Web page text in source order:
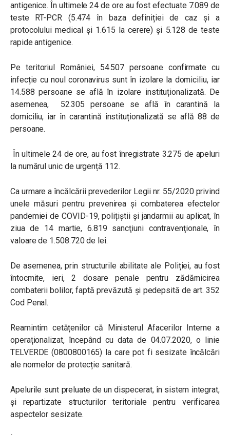
antigenice. În ultimele 24 de ore au fost efectuate 7.089 de
teste RT-PCR (5.474 în baza definiției de caz și a
protocolului medical și 1.615 la cerere) și 5.128 de teste
rapide antigenice.
Pe teritoriul României, 54.507 persoane confirmate cu
infecție cu noul coronavirus sunt în izolare la domiciliu, iar
14.588 persoane se află în izolare instituționalizată. De
asemenea, 52.305 persoane se află în carantină la
domiciliu, iar în carantină instituționalizată se află 88 de
persoane.
În ultimele 24 de ore, au fost înregistrate 3.275 de apeluri
la numărul unic de urgență 112.
Ca urmare a încălcării prevederilor Legii nr. 55/2020 privind
unele măsuri pentru prevenirea și combaterea efectelor
pandemiei de COVID-19, polițiștii și jandarmii au aplicat, în
ziua de 14 martie, 6.819 sancţiuni contravenţionale, în
valoare de 1.508.720 de lei.
De asemenea, prin structurile abilitate ale Poliției, au fost
întocmite, ieri, 2 dosare penale pentru zădărnicirea
combaterii bolilor, faptă prevăzută și pedepsită de art. 352
Cod Penal.
Reamintim cetățenilor că Ministerul Afacerilor Interne a
operaționalizat, începând cu data de 04.07.2020, o linie
TELVERDE (0800800165) la care pot fi sesizate încălcări
ale normelor de protecție sanitară.
Apelurile sunt preluate de un dispecerat, în sistem integrat,
și repartizate structurilor teritoriale pentru verificarea
aspectelor sesizate.